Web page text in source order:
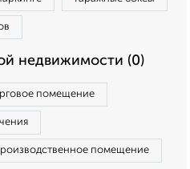
недвижимости (0)
помещение
помещение